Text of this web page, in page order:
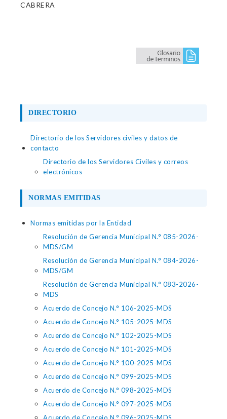
CABRERA
DIRECTORIO
Directorio de los Servidores civiles y datos de
contacto
Directorio de los Servidores Civiles y correos
electrónicos
NORMAS EMITIDAS
Normas emitidas por la Entidad
Resolución de Gerencia Municipal N.° 085-2026-
MDS/GM
Resolución de Gerencia Municipal N.° 084-2026-
MDS/GM
Resolución de Gerencia Municipal N.° 083-2026-
MDS
Acuerdo de Concejo N.° 106-2025-MDS
Acuerdo de Concejo N.° 105-2025-MDS
Acuerdo de Concejo N.° 102-2025-MDS
Acuerdo de Concejo N.° 101-2025-MDS
Acuerdo de Concejo N.° 100-2025-MDS
Acuerdo de Concejo N.° 099-2025-MDS
Acuerdo de Concejo N.° 098-2025-MDS
Acuerdo de Concejo N.° 097-2025-MDS